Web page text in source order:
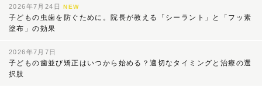
2026年7月24日NEW
子どもの虫歯を防ぐために。院長が教える「シーラント」と「フッ素
塗布」の効果
2026年7月7日
子どもの歯並び矯正はいつから始める？適切なタイミングと治療の選
択肢